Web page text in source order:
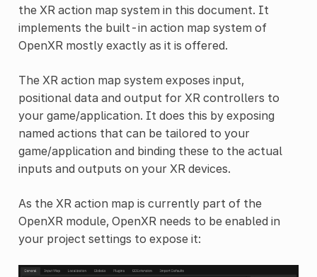
the XR action map system in this document. It
implements the built-in action map system of
OpenXR mostly exactly as it is offered.
The XR action map system exposes input,
positional data and output for XR controllers to
your game/application. It does this by exposing
named actions that can be tailored to your
game/application and binding these to the actual
inputs and outputs on your XR devices.
As the XR action map is currently part of the
OpenXR module, OpenXR needs to be enabled in
your project settings to expose it: